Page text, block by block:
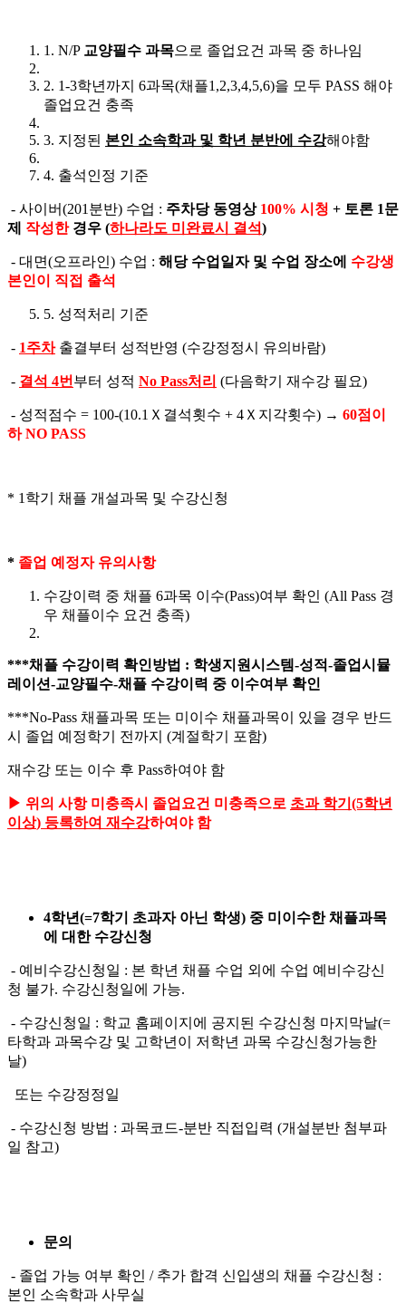
1. N/P 교양필수 과목으로 졸업요건 과목 중 하나임
2. 1-3학년까지 6과목(채플1,2,3,4,5,6)을 모두 PASS 해야
졸업요건 충족
3. 지정된 본인 소속학과 및 학년 분반에 수강해야함
4. 출석인정 기준
- 사이버(201분반) 수업 : 주차당 동영상 100% 시청 + 토론 1문
제
작성한 경우 (하나라도 미완료시 결석)
- 대면(오프라인) 수업 : 해당 수업일자 및 수업 장소에 수강생
본인이 직접 출석
5. 성적처리 기준
- 1주차출결부터 성적반영 (수강정정시 유의바람)
- 결석 4번 부터 성적 No Pass처리 (다음학기 재수강 필요)
- 성적점수 = 100-(10.1Ｘ결석횟수 + 4Ｘ지각횟수) → 60점이
하NO PASS
* 1학기 채플 개설과목 및 수강신청
* 졸업 예정자 유의사항
수강이력 중 채플 6과목 이수(Pass)여부 확인 (All Pass 경
우 채플이수 요건 충족)
***채플 수강이력 확인방법 : 학생지원시스템-성적-졸업시뮬
레이션-교양필수-채플 수강이력 중 이수여부 확인
***No-Pass 채플과목 또는 미이수 채플과목이 있을 경우 반드
시 졸업 예정학기 전까지 (계절학기 포함)
재수강 또는 이수 후 Pass하여야 함
▶ 위의 사항 미충족시 졸업요건 미충족으로 초과 학기 (5학년
이상) 등록하여 재수강하여야 함
4학년(=7학기 초과자 아닌 학생) 중 미이수한 채플과목
에 대한 수강신청
- 예비수강신청일 : 본 학년 채플 수업 외에 수업 예비수강신
청 불가. 수강신청일에 가능.
- 수강신청일 : 학교 홈페이지에 공지된 수강신청 마지막날(=
타학과 과목수강 및 고학년이 저학년 과목 수강신청가능한
날)
또는 수강정정일
- 수강신청 방법 : 과목코드-분반 직접입력 (개설분반 첨부파
일 참고)
문의
- 졸업 가능 여부 확인 / 추가 합격 신입생의 채플 수강신청 :
본인 소속학과 사무실